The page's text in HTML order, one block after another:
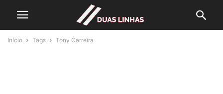
Início Tags Tony Carreira